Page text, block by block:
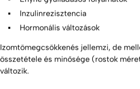
Inzulinrezisztencia
Hormonális változások
Izomtömegcsökkenés jellemzi, de
összetétele és minősége (rostok
változik.